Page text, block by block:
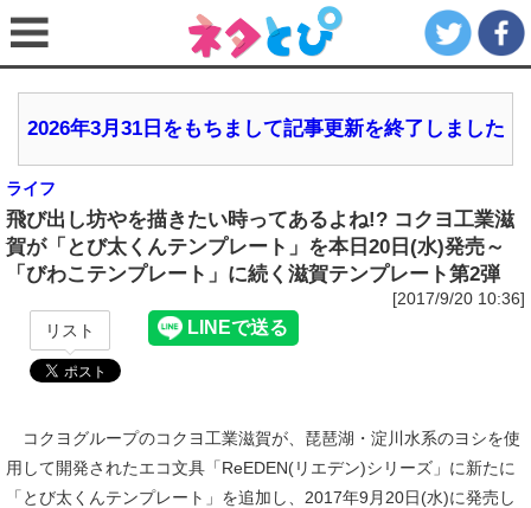
2026年3月31日をもちまして記事更新を終了しました
ライフ
飛び出し坊やを描きたい時ってあるよね!? コクヨ工業滋
賀が「とび太くんテンプレート」を本日20日(水)発売～
「びわこテンプレート」に続く滋賀テンプレート第2弾
[2017/9/20 10:36]
リスト
コクヨグループのコクヨ工業滋賀が、琵琶湖・淀川水系のヨシを使
用して開発されたエコ文具「ReEDEN(リエデン)シリーズ」に新たに
「とび太くんテンプレート」を追加し、2017年9月20日(水)に発売し